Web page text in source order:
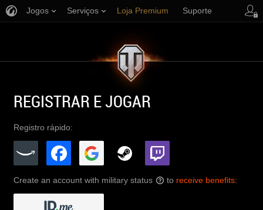
Jogos Serviços Loja Premium Suporte
REGISTRAR E JOGAR
Registro rápido:
Create an account with military status ? to receive benefits: